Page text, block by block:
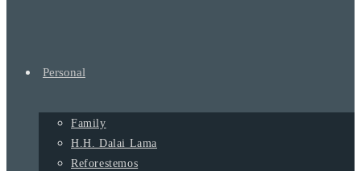
Personal
Family
H.H. Dalai Lama
Reforestemos